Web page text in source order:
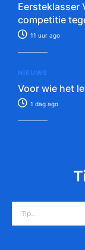
Eersteklasser
competitie
11 uur ago
NIEUWS
Voor wie het
1 dag ago